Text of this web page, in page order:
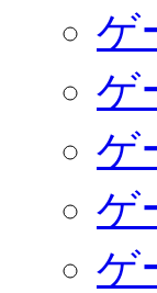
ゲ
ゲ
ゲ
ゲ
ゲ